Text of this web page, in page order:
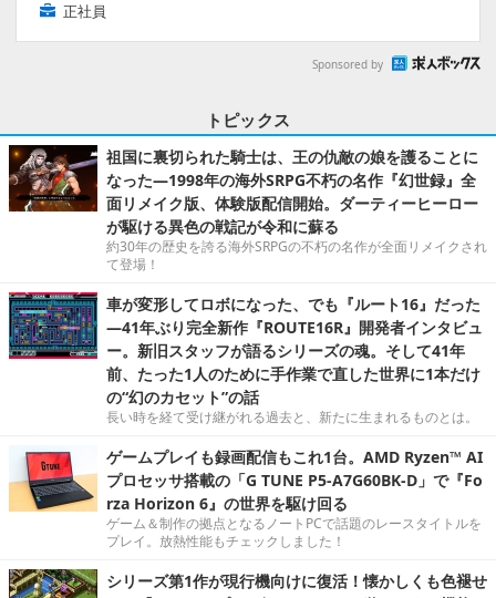
正社員
Sponsored by
トピックス
祖国に裏切られた騎士は、王の仇敵の娘を護ることに
なった―1998年の海外SRPG不朽の名作『幻世録』全
面リメイク版、体験版配信開始。ダーティーヒーロー
が駆ける異色の戦記が令和に蘇る
約30年の歴史を誇る海外SRPGの不朽の名作が全面リメイクされ
て登場！
車が変形してロボになった、でも『ルート16』だった
―41年ぶり完全新作『ROUTE16R』開発者インタビュ
ー。新旧スタッフが語るシリーズの魂。そして41年
前、たった1人のために手作業で直した世界に1本だけ
の“幻のカセット”の話
長い時を経て受け継がれる過去と、新たに生まれるものとは。
ゲームプレイも録画配信もこれ1台。AMD Ryzen™ AI
プロセッサ搭載の「G TUNE P5-A7G60BK-D」で『Fo
rza Horizon 6』の世界を駆け回る
ゲーム＆制作の拠点となるノートPCで話題のレースタイトルを
プレイ。放熱性能もチェックしました！
シリーズ第1作が現行機向けに復活！懐かしくも色褪せ